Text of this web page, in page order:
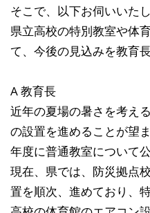
そこで、以下お伺いいたし
県立高校の特別教室や体
て、今後の見込みを教育
A 教育長
近年の夏場の暑さを考え
の設置を進めることが望
年度に普通教室について
現在、県では、防災拠点
置を順次、進めており、